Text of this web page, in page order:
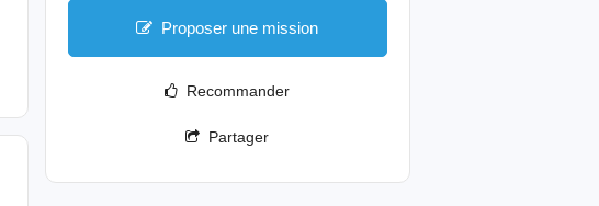
Proposer une mission
Recommander
Partager